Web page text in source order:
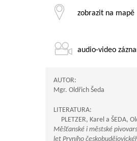
zobrazit na mapě
audio-video
AUTOR:
Mgr. Oldřich Šeda
LITERATURA:
PLETZER, Karel a ŠEDA,
Měšťanské i městské
let Prvního